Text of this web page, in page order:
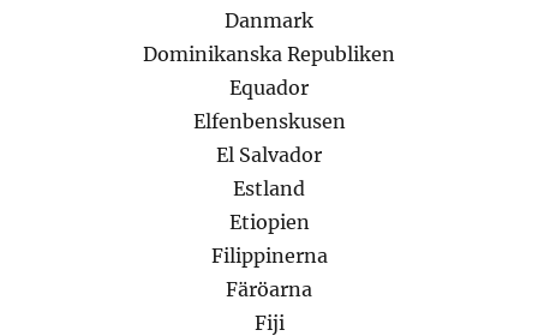
Danmark
Dominikanska Republiken
Equador
Elfenbenskusen
El Salvador
Estland
Etiopien
Filippinerna
Färöarna
Fiji